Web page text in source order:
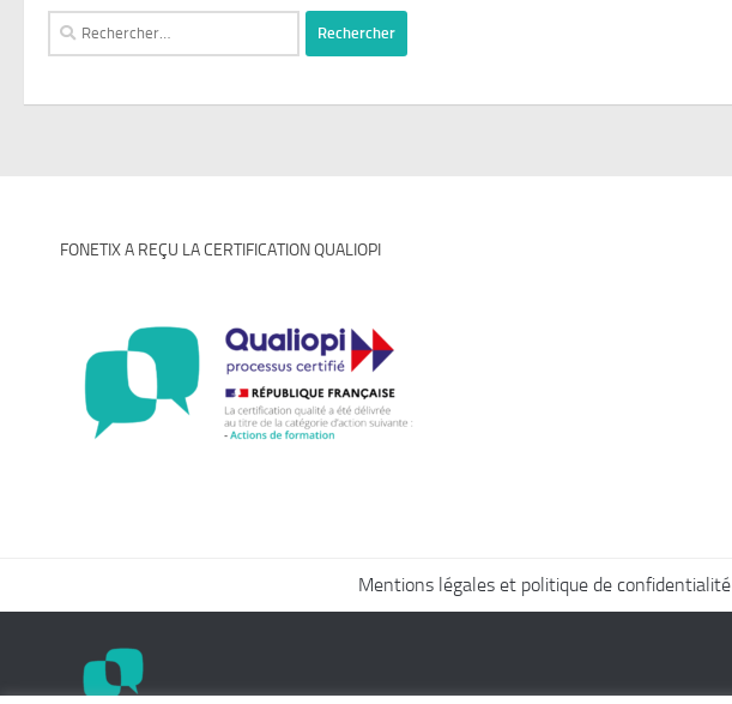
Rechercher :
FONETIX A REÇU LA CERTIFICATION QUALIOPI
Mentions légales et politique de confidentialité